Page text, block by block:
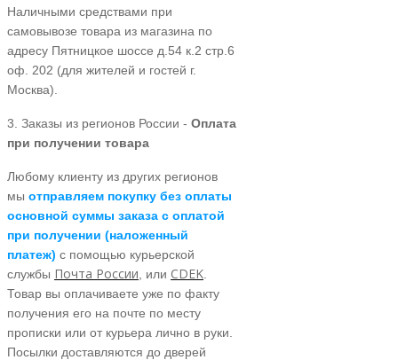
Наличными средствами при
самовывозе товара из магазина по
адресу Пятницкое шоссе д.54 к.2 стр.6
оф. 202 (для жителей и гостей г.
Москва).
3. Заказы из регионов России - Оплата
при получении товара
Любому клиенту из других регионов
мы отправляем покупку без оплаты
основной суммы заказа с оплатой
при получении (наложенный
платеж) с помощью курьерской
службы Почта России , или CDEK
Товар вы оплачиваете уже по факту
получения его на почте по месту
прописки или от курьера лично в руки.
Посылки доставляются до дверей